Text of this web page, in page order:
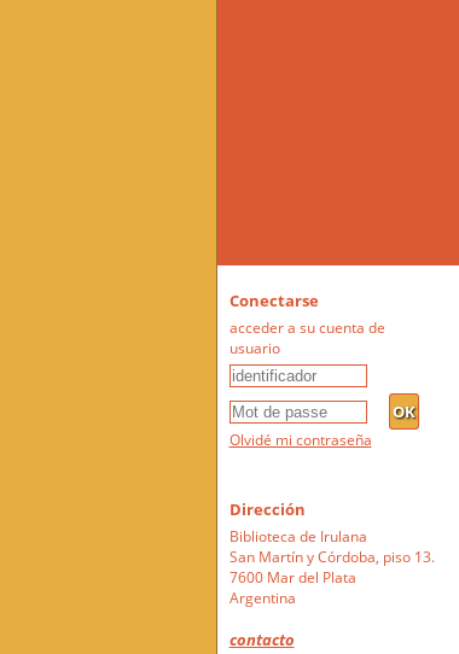
Conectarse
acceder a su cuenta de
usuario
Olvidé mi contraseña
Dirección
Biblioteca de Irulana
San Martín y Córdoba, piso 13.
7600 Mar del Plata
Argentina
contacto